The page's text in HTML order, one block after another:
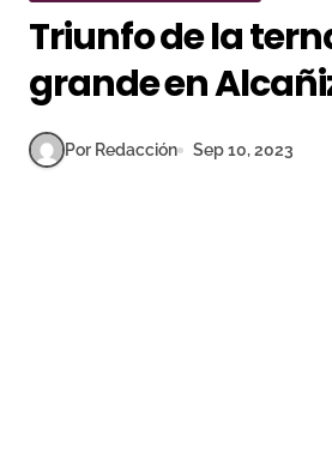
Triunfo de la
grande en
Por Redacción Sep 10, 2023